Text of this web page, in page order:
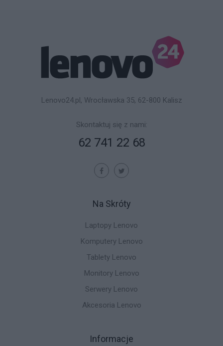
Lenovo24.pl, Wrocławska 35, 62-800 Kalisz
Skontaktuj się z nami:
62 741 22 68
Na Skróty
Laptopy Lenovo
Komputery Lenovo
Tablety Lenovo
Monitory Lenovo
Serwery Lenovo
Akcesoria Lenovo
Informacje